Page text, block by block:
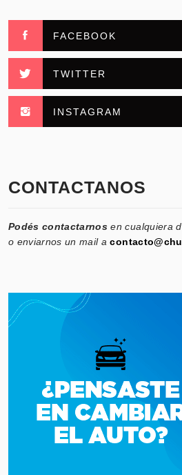
FACEBOOK
TWITTER
INSTAGRAM
CONTACTANOS
Podés contactarnos en cualquiera
o enviarnos un mail a